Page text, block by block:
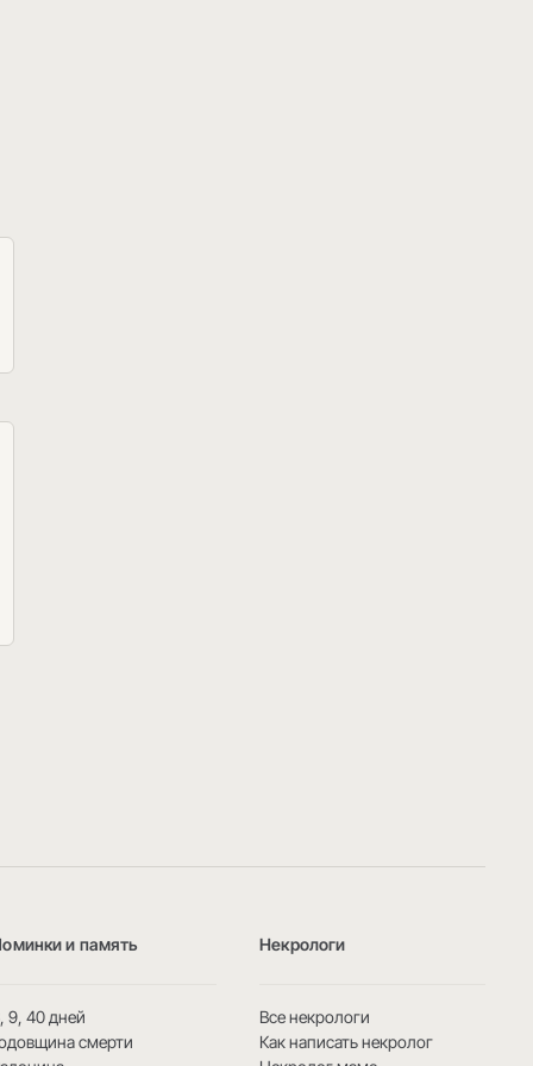
и память
9, 40 дней
смерти
Некрологи
Все некрологи
Как написать некролог